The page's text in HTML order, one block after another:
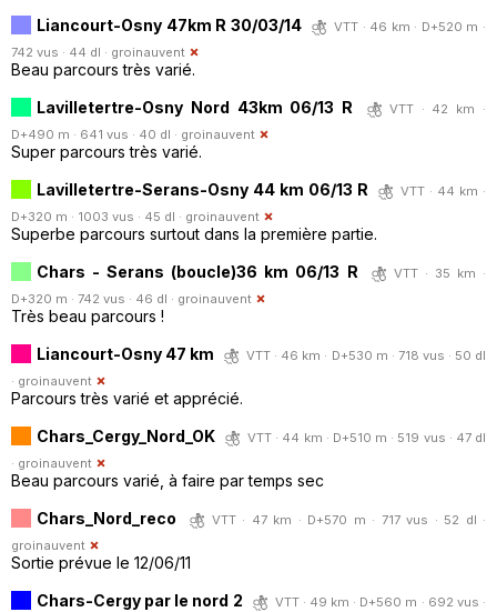
Liancourt-Osny 47km R 30/03/14
VTT · 46 km · D+520 m ·
742 vus · 44 dl · groinauvent
Beau parcours très varié.
Lavilletertre-Osny Nord 43km 06/13 R
VTT · 42 km ·
D+490 m · 641 vus · 40 dl · groinauvent
Super parcours très varié.
Lavilletertre-Serans-Osny 44 km 06/13 R
VTT · 44 km ·
D+320 m · 1003 vus · 45 dl · groinauvent
Superbe parcours surtout dans la première partie.
Chars - Serans (boucle)36 km 06/13 R
VTT · 35 km ·
D+320 m · 742 vus · 46 dl · groinauvent
Très beau parcours !
Liancourt-Osny 47 km
VTT · 46 km · D+530 m · 718 vus · 50 dl
· groinauvent
Parcours très varié et apprécié.
Chars_Cergy_Nord_OK
VTT · 44 km · D+510 m · 519 vus · 47 dl
· groinauvent
Beau parcours varié, à faire par temps sec
Chars_Nord_reco
VTT · 47 km · D+570 m · 717 vus · 52 dl ·
groinauvent
Sortie prévue le 12/06/11
Chars-Cergy par le nord 2
VTT · 49 km · D+560 m · 692 vus ·